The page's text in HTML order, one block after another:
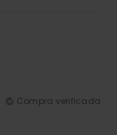
Compra verificada